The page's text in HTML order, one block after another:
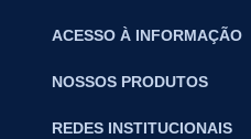
ACESSO À INFORMAÇÃO
NOSSOS PRODUTOS
REDES INSTITUCIONAIS